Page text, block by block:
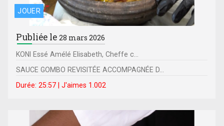
JOUER
Publiée le28 mars 2026
KONI Essé Amélé Elisabeth, Cheffe c...
SAUCE GOMBO REVISITÉE ACCOMPAGNÉE D...
Durée: 25:57 | J'aimes 1.002